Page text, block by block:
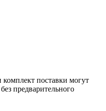
поставки могут
предварительного